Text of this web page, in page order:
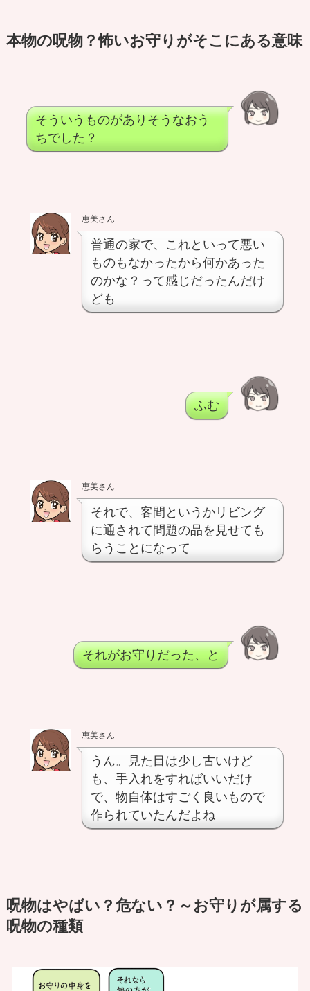
本物の呪物？怖いお守りがそこにある意味
そういうものがありそうなおう
ちでした？
恵美さん
普通の家で、これといって悪い
ものもなかったから何かあった
のかな？って感じだったんだけ
ども
ふむ
恵美さん
それで、客間というかリビング
に通されて問題の品を見せても
らうことになって
それがお守りだった、と
恵美さん
うん。見た目は少し古いけど
も、手入れをすればいいだけ
で、物自体はすごく良いもので
作られていたんだよね
呪物はやばい？危ない？～お守りが属する
呪物の種類